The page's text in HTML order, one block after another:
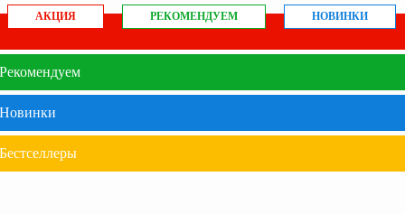
АКЦИЯ РЕКОМЕНДУЕМ НОВИНКИ
Рекомендуем
Новинки
Бестселлеры